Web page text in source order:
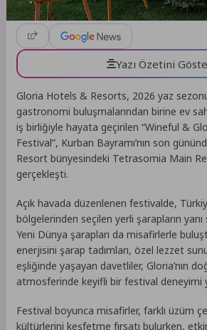
Yazı Özetini
Gloria Hotels & Resorts, 2026 yaz
gastronomi buluşmalarından birine ev
iş birliğiyle hayata geçirilen “Wineful &
Festival”, Kurban Bayramı’nın son
Resort bünyesindeki Tetrasomia Main
gerçekleşti.
Açık havada düzenlenen festivalde,
bölgelerinden seçilen yerli şarapların
Yeni Dünya şarapları da misafirlerle
enerjisini şarap tadımları, özel lezzet
eşliğinde yaşayan davetliler, Gloria’nın
atmosferinde keyifli bir festival deneyimi
Festival boyunca misafirler, farklı üzüm
kültürlerini keşfetme fırsatı bulurken,